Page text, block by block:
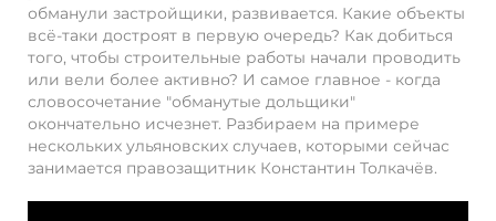
обманули застройщики, развивается. Какие объекты
всё-таки достроят в первую очередь? Как добиться
того, чтобы строительные работы начали проводить
или вели более активно? И самое главное - когда
словосочетание "обманутые дольщики"
окончательно исчезнет. Разбираем на примере
нескольких ульяновских случаев, которыми сейчас
занимается правозащитник Константин Толкачёв.